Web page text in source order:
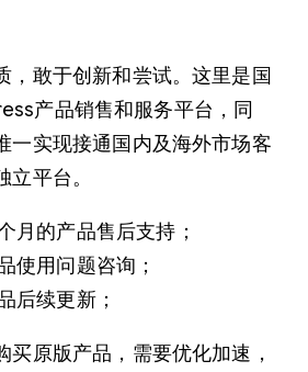
，敢于创新和尝试。这里是国
产品销售和服务平台，同
一实现接通国内及海外市场客
立平台。
月的产品售后支持；
使用问题咨询；
后续更新；
买原版产品，需要优化加速，